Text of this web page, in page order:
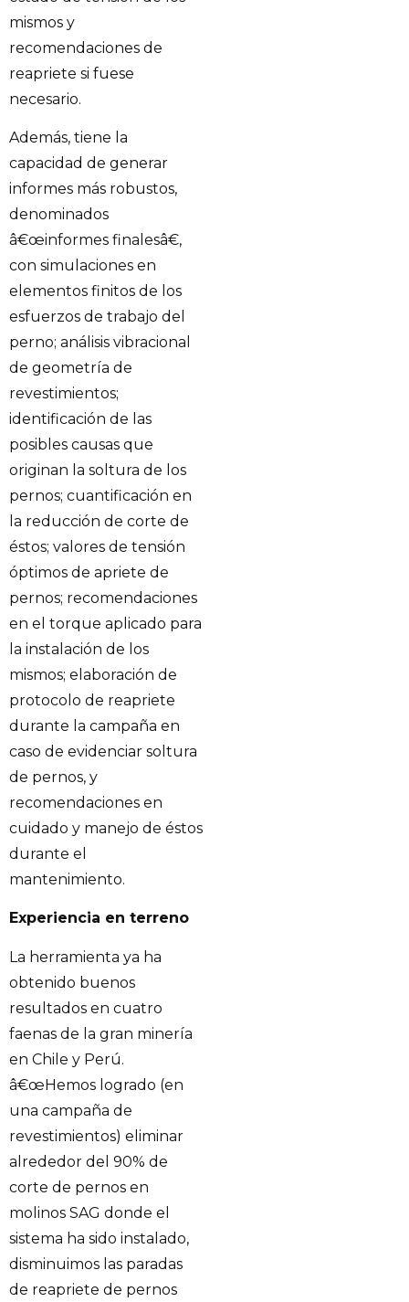
mismos y
recomendaciones de
reapriete si fuese
necesario.
Además, tiene la
capacidad de generar
informes más robustos,
denominados
â€œinformes finalesâ€,
con simulaciones en
elementos finitos de los
esfuerzos de trabajo del
perno; análisis vibracional
de geometría de
revestimientos;
identificación de las
posibles causas que
originan la soltura de los
pernos; cuantificación en
la reducción de corte de
éstos; valores de tensión
óptimos de apriete de
pernos; recomendaciones
en el torque aplicado para
la instalación de los
mismos; elaboración de
protocolo de reapriete
durante la campaña en
caso de evidenciar soltura
de pernos, y
recomendaciones en
cuidado y manejo de éstos
durante el
mantenimiento.
Experiencia en terreno
La herramienta ya ha
obtenido buenos
resultados en cuatro
faenas de la gran minería
en Chile y Perú.
â€œHemos logrado (en
una campaña de
revestimientos) eliminar
alrededor del 90% de
corte de pernos en
molinos SAG donde el
sistema ha sido instalado,
disminuimos las paradas
de reapriete de pernos